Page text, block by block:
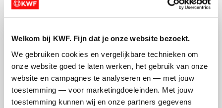
Welkom bij KWF. Fijn dat je onze website bezoekt.
We gebruiken cookies en vergelijkbare technieken om
onze website goed te laten werken, het gebruik van onze
website en campagnes te analyseren en — met jouw
toestemming — voor marketingdoeleinden. Met jouw
toestemming kunnen wij en onze partners gegevens